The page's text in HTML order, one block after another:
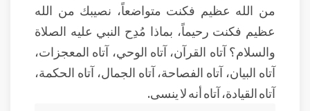
من الله عظيم فكنت متواضعاً، نصيبك من الله
عظيم فكنت رحيماً، بماذا مُدِح النبي عليه الصلاة
والسلام؟ آتاه القرآن، آتاه الوحي، آتاه المعجزات،
آتاه البيان، آتاه الفصاحة، آتاه الجمال، آتاه الحكمة،
آتاه القيادة، آتاه أنه لا ينسى.